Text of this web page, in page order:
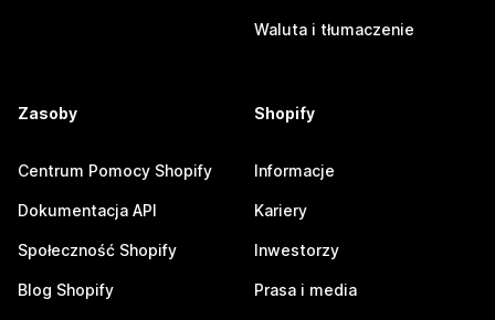
Waluta i tłumaczenie
Zasoby
Centrum Pomocy Shopify
Dokumentacja API
Społeczność Shopify
Blog Shopify
Shopify
Informacje
Kariery
Inwestorzy
Prasa i media